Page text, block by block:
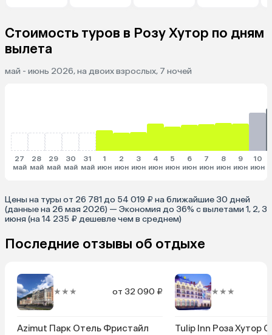
Стоимость туров в Розу Хутор по дням
вылета
май - июнь 2026, на двоих взрослых, 7 ночей
27
май
28
май
29
май
30
май
31
май
1
июн
2
июн
3
июн
4
июн
5
июн
6
июн
7
июн
8
июн
9
июн
10
июн
Цены на туры от 26 781 до 54 019 ₽ на ближайшие 30 дней
(данные на 26 мая 2026) — Экономия до 36% с вылетами 1, 2, 3
июня (на 14 235 ₽ дешевле чем в среднем)
Последние отзывы об отдыхе
★★★ от 32 090 ₽
Azimut Парк Отель Фристайл
★★★
Tulip Inn Роза Хутор